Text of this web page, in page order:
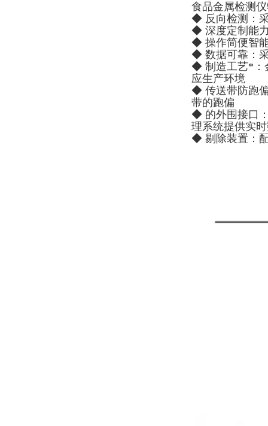
食品金属检测
◆ 反向检测：
◆ 深度定制能
◆ 操作简便智
◆ 数据可靠：
◆ 制造工艺*：
应生产环境
◆ 传送带防跑
带的跑偏
◆ 的外围接口
理系统提供实
◆ 剔除装置：